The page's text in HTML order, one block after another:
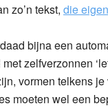
zo’n tekst, die
bijna een
zelfverzonnen
vormen telkens
moeten wel een